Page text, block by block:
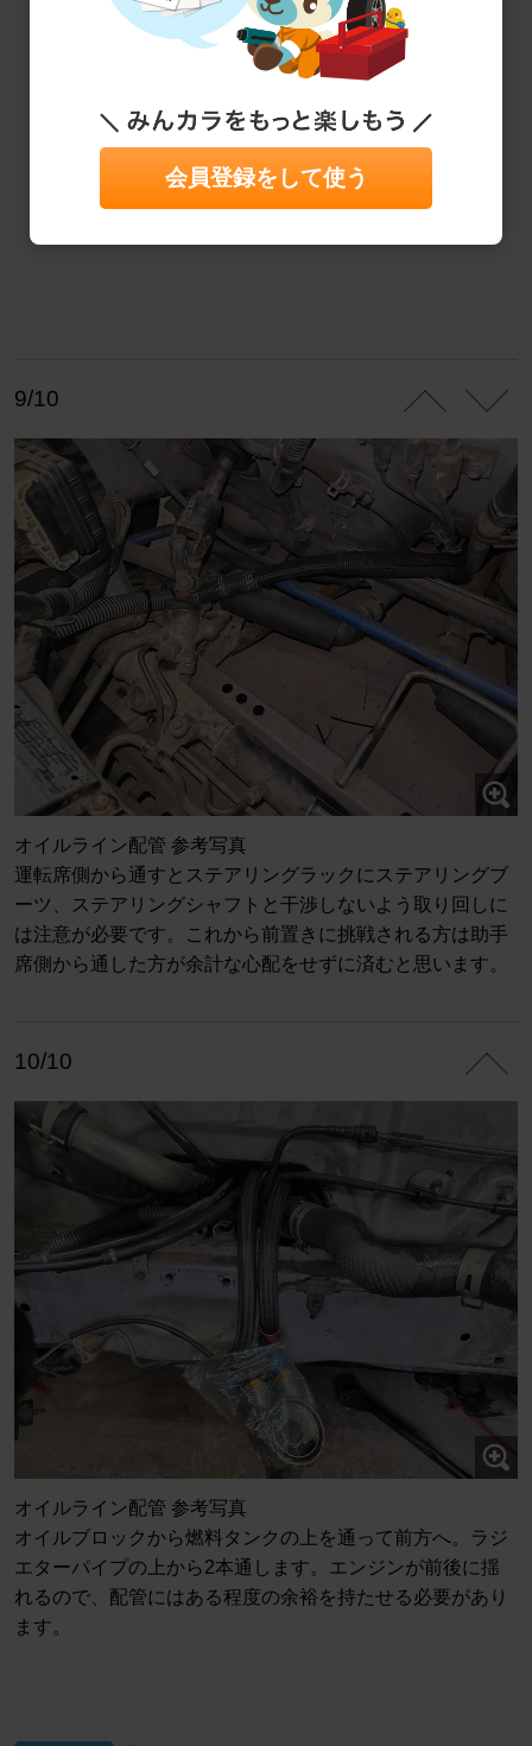
9/10
オイルライン配管 参考写真
運転席側から通すとステアリングラックにステアリングブ
ーツ、ステアリングシャフトと干渉しないよう取り回しに
は注意が必要です。これから前置きに挑戦される方は助手
席側から通した方が余計な心配をせずに済むと思います。
10/10
オイルライン配管 参考写真
オイルブロックから燃料タンクの上を通って前方へ。ラジ
エターパイプの上から2本通します。エンジンが前後に揺
れるので、配管にはある程度の余裕を持たせる必要があり
ます。
会員登録をして使う